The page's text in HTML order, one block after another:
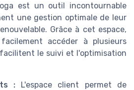
est un outil incontournable
une gestion optimale de leur
Grâce à cet espace,
accéder à plusieurs
le suivi et l'optimisation
:L'espace client permet de